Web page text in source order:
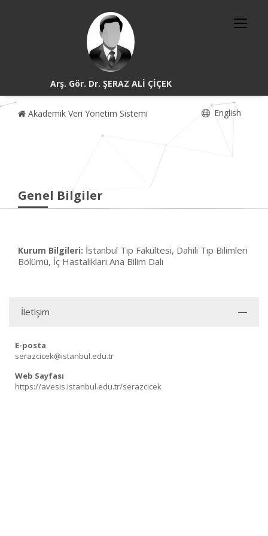
Arş. Gör. Dr. ŞERAZ ALİ ÇİÇEK
Akademik Veri Yönetim Sistemi English
Genel Bilgiler
Kurum Bilgileri: İstanbul Tıp Fakültesi, Dahili Tıp Bilimleri
Bölümü, İç Hastalıkları Ana Bilim Dalı
İletişim
E-posta
serazcicek@istanbul.edu.tr
Web Sayfası
https://avesis.istanbul.edu.tr/serazcicek